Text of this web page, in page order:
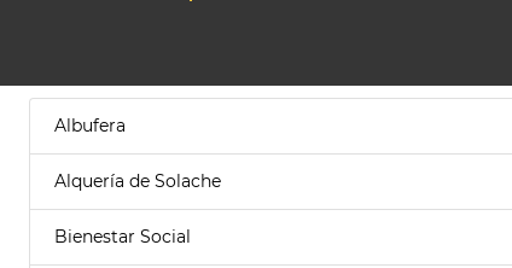
Albufera
Alquería de Solache
Bienestar Social